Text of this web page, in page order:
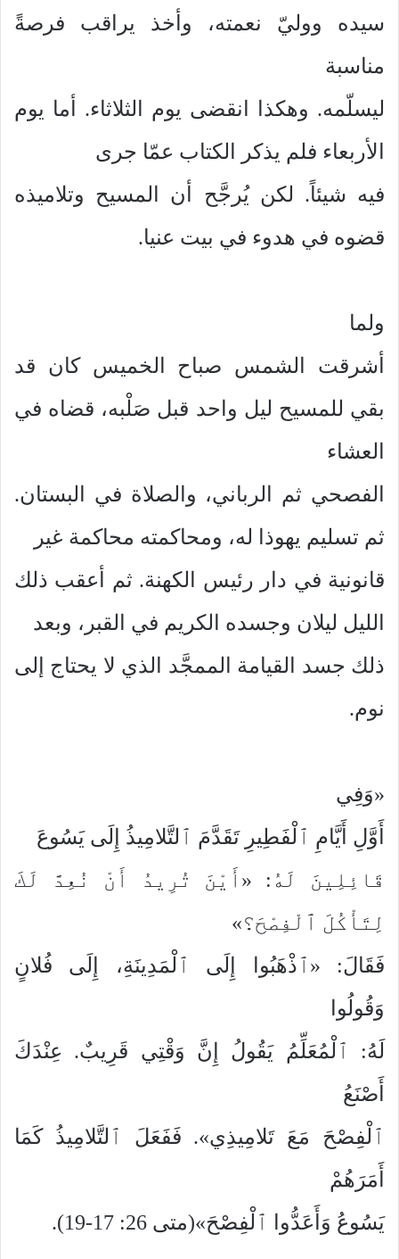
سيده ووليّ نعمته، وأخذ يراقب فرصةً
مناسبة
ليسلّمه. وهكذا انقضى يوم الثلاثاء. أما يوم
الأربعاء فلم يذكر الكتاب عمّا جرى
فيه شيئاً. لكن يُرجَّح أن المسيح وتلاميذه
قضوه في هدوء في بيت عنيا.
ولما
أشرقت الشمس صباح الخميس كان قد
بقي للمسيح ليل واحد قبل صَلْبه، قضاه في
العشاء
الفصحي ثم الرباني، والصلاة في البستان.
ثم تسليم يهوذا له، ومحاكمته محاكمة غير
قانونية في دار رئيس الكهنة. ثم أعقب ذلك
الليل ليلان وجسده الكريم في القبر، وبعد
ذلك جسد القيامة الممجَّد الذي لا يحتاج إلى
نوم.
«وَفِي
أَوَّلِ أَيَّامِ ٱلْفَطِيرِ تَقَدَّمَ ٱلتَّلامِيذُ إِلَى يَسُوعَ
قَائِلِينَ لَهُ: «أَيْنَ تُرِيدُ أَنْ نُعِدَّ لَكَ
لِتَأْكُلَ ٱلْفِصْحَ؟»
فَقَالَ: «ٱذْهَبُوا إِلَى ٱلْمَدِينَةِ، إِلَى فُلانٍ
وَقُولُوا
لَهُ: ٱلْمُعَلِّمُ يَقُولُ إِنَّ وَقْتِي قَرِيبٌ. عِنْدَكَ
أَصْنَعُ
ٱلْفِصْحَ مَعَ تَلامِيذِي». فَفَعَلَ ٱلتَّلامِيذُ كَمَا
أَمَرَهُمْ
يَسُوعُ وَأَعَدُّوا ٱلْفِصْحَ»(متى 26: 17-19).